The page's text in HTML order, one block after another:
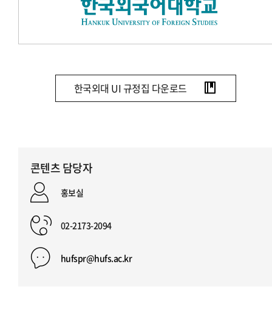
한국외대 UI 규정집 다운로드
콘텐츠 담당자
홍보실
02-2173-2094
hufspr@hufs.ac.kr